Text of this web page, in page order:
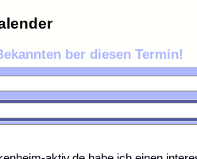
ber diesen Termin!